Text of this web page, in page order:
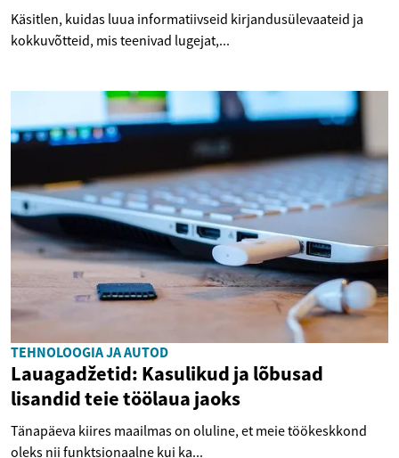
Käsitlen, kuidas luua informatiivseid kirjandusülevaateid ja
kokkuvõtteid, mis teenivad lugejat,...
TEHNOLOOGIA JA AUTOD
Lauagadžetid: Kasulikud ja lõbusad
lisandid teie töölaua jaoks
Tänapäeva kiires maailmas on oluline, et meie töökeskkond
oleks nii funktsionaalne kui ka...